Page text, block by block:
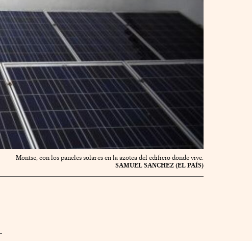
Montse, con los paneles solares en la azotea del edificio donde vive.
SAMUEL SANCHEZ (EL PAÍS)